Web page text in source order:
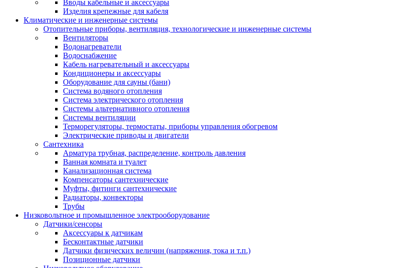
Вводы кабельные и аксессуары
Изделия крепежные для кабеля
Климатические и инженерные системы
Отопительные приборы, вентиляция, технологические и инженерные системы
Вентиляторы
Водонагреватели
Водоснабжение
Кабель нагревательный и аксессуары
Кондиционеры и аксессуары
Оборудование для сауны (бани)
Система водяного отопления
Система электрического отопления
Системы альтернативного отопления
Системы вентиляции
Терморегуляторы, термостаты, приборы управления обогревом
Электрические приводы и двигатели
Сантехника
Арматура трубная, распределение, контроль давления
Ванная комната и туалет
Канализационная система
Компенсаторы сантехнические
Муфты, фитинги сантехнические
Радиаторы, конвекторы
Трубы
Низковольтное и промышленное электрооборудование
Датчики/сенсоры
Аксессуары к датчикам
Бесконтактные датчики
Датчики физических величин (напряжения, тока и т.п.)
Позиционные датчики